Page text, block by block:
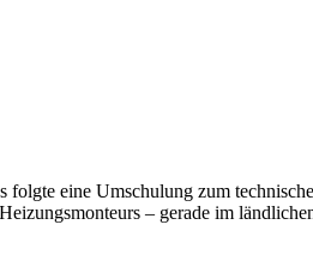
eine Umschulung zum
– gerade im